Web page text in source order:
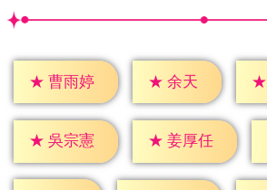
★ 曹雨婷 ★ 余天 ★
★ 吳宗憲 ★ 姜厚任